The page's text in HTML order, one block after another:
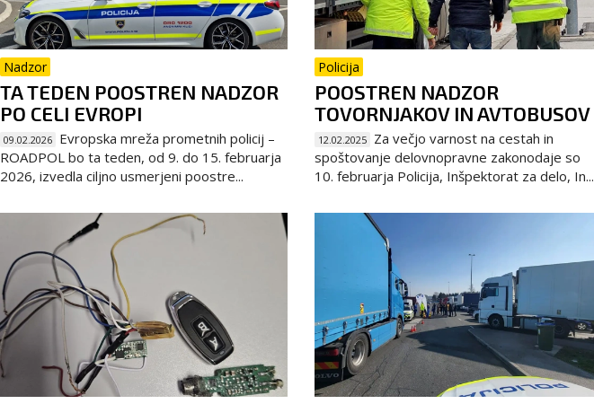
Nadzor
TA TEDEN POOSTREN NADZOR
PO CELI EVROPI
09.02.2026 Evropska mreža prometnih policij –
ROADPOL bo ta teden, od 9. do 15. februarja
2026, izvedla ciljno usmerjeni poostre...
Policija
POOSTREN NADZOR
TOVORNJAKOV IN AVTOBUSOV
12.02.2025 Za večjo varnost na cestah in
spoštovanje delovnopravne zakonodaje so
10. februarja Policija, Inšpektorat za delo, In...